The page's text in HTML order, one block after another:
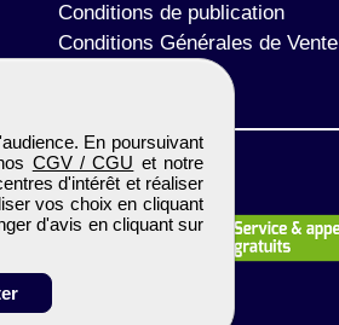
En poursuivant
CGV / CGU et notre
d'intérêt et réaliser
vos choix en cliquant
d'avis en cliquant sur
Conditions de publication
Conditions Générales de Vente